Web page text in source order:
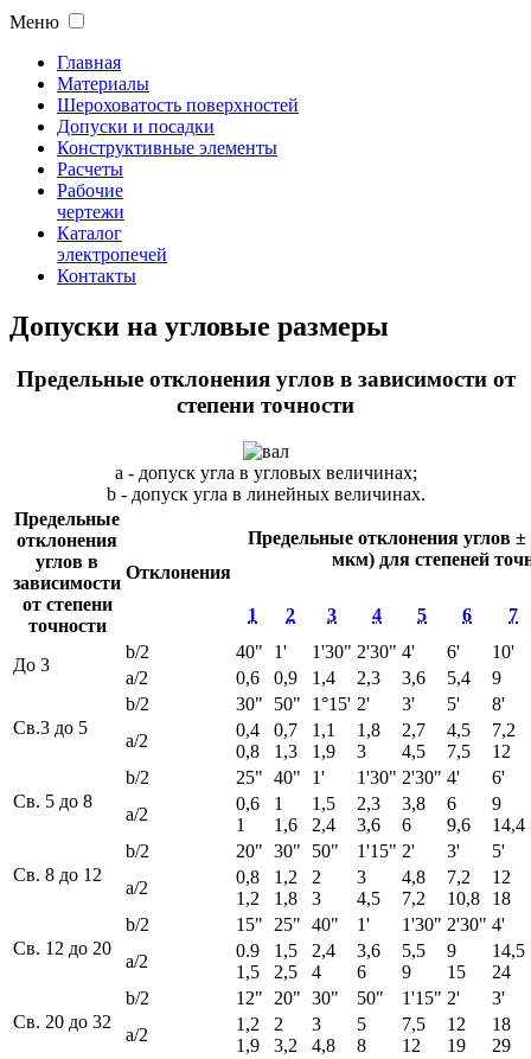
Меню
Главная
Материалы
Шероховатость поверхностей
Допуски и посадки
Конструктивные элементы
Расчеты
Рабочие
чертежи
Каталог
электропечей
Контакты
Допуски на угловые размеры
Предельные отклонения углов в зависимости от
степени точности
a - допуск угла в угловых величинах;
b - допуск угла в линейных величинах.
Предельные
отклонения
углов в
зависимости
от степени
точности
Отклонения
Предельные отклонения углов ±
мкм) для степеней
1 2 3 4 5 6 7
До 3
b/2 40" 1' 1'30" 2'30" 4' 6'
10'
а/2
0,6 0,9 1,4 2,3 3,6 5,4 9
Св.3 до 5
b/2 30" 50" 1°15' 2' 3' 5'
8'
а/2
0,4
0,8
0,7
1,3
1,1
1,9
1,8
3
2,7
4,5
4,5
7,5
7,2
12
Св. 5 до 8
b/2 25" 40" 1' 1'30" 2'30" 4'
6'
а/2
0,6
1
1
1,6
1,5
2,4
2,3
3,6
3,8
6
6
9,6
9
14,4
Св. 8 до 12
b/2 20" 30" 50" 1'15" 2' 3'
5'
а/2
0,8
1,2
1,2
1,8
2
3
3
4,5
4,8
7,2
7,2
10,8
12
18
Св. 12 до 20
b/2 15" 25" 40" 1' 1'30" 2'30" 4'
а/2
0.9
1,5
1,5
2,5
2,4
4
3,6
6
5,5
9
9
15
14,5
24
Св. 20 до 32
b/2 12" 20" 30" 50" 1'15" 2'
3'
а/2
1,2
1,9
2
3,2
3
4,8
5
8
7,5
12
12
19
18
29